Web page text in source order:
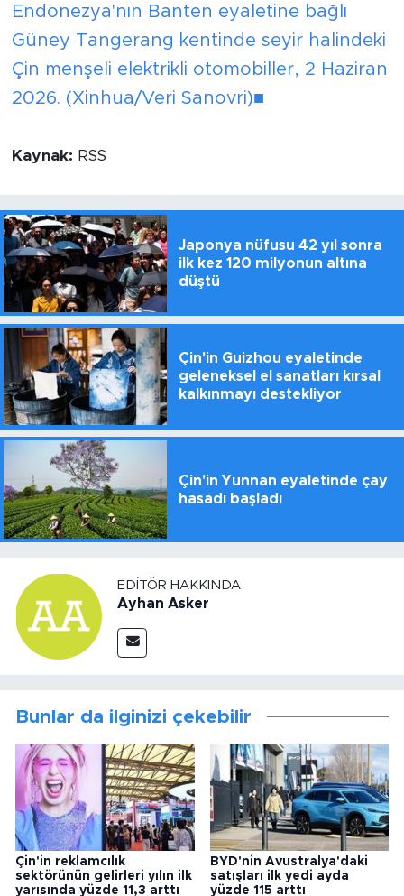
Endonezya'nın Banten eyaletine bağlı
Güney Tangerang kentinde seyir halindeki
Çin menşeli elektrikli otomobiller, 2 Haziran
2026. (Xinhua/Veri Sanovri)■
Kaynak: RSS
Japonya nüfusu 42 yıl sonra
ilk kez 120 milyonun altına
düştü
Çin'in Guizhou eyaletinde
geleneksel el sanatları kırsal
kalkınmayı destekliyor
Çin'in Yunnan eyaletinde çay
hasadı başladı
EDITÖR HAKKINDA
Ayhan Asker
Bunlar da ilginizi çekebilir
Çin'in reklamcılık
sektörünün gelirleri yılın ilk
yarısında yüzde 11,3 arttı
BYD'nin Avustralya'daki
satışları ilk yedi ayda
yüzde 115 arttı